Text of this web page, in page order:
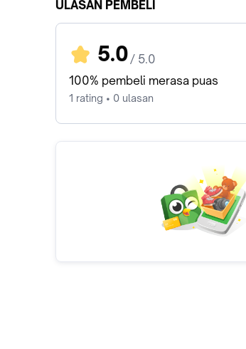
ULASAN PEMBELI
5.0 / 5.0
100% pembeli merasa puas
1 rating • 0 ulasan